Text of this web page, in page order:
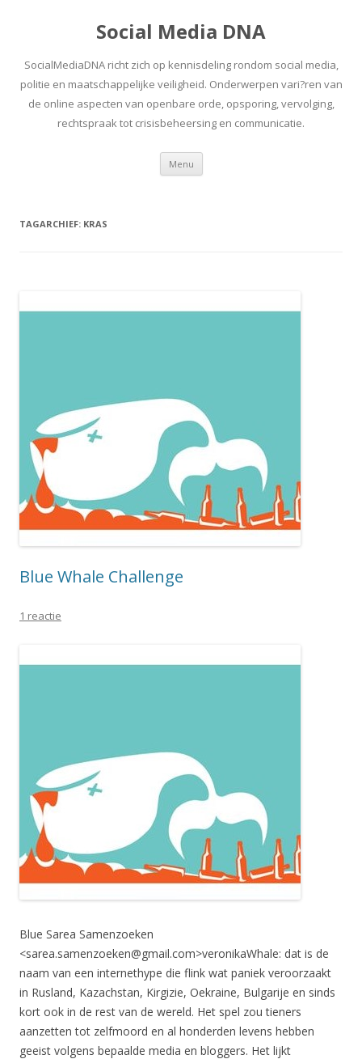
Social Media DNA
SocialMediaDNA richt zich op kennisdeling rondom social media,
politie en maatschappelijke veiligheid. Onderwerpen vari?ren van
de online aspecten van openbare orde, opsporing, vervolging,
rechtspraak tot crisisbeheersing en communicatie.
Menu Spring
inhoud
TAGARCHIEF: KRAS
Blue Whale Challenge
1 reactie
Blue Sarea Samenzoeken
<sarea.samenzoeken@gmail.com>veronikaWhale: dat is de
naam van een internethype die flink wat paniek veroorzaakt
in Rusland, Kazachstan, Kirgizie, Oekraine, Bulgarije en sinds
kort ook in de rest van de wereld. Het spel zou tieners
aanzetten tot zelfmoord en al honderden levens hebben
geeist volgens bepaalde media en bloggers. Het lijkt